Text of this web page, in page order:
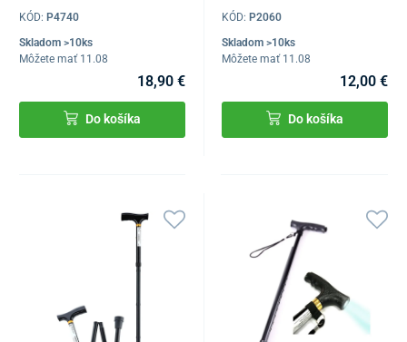
KÓD: P4740
Skladom >10ks
Môžete mať 11.08
18,90 €
Do košíka
KÓD:P2060
Skladom >10ks
Môžete mať 11.08
12,00 €
Do košíka